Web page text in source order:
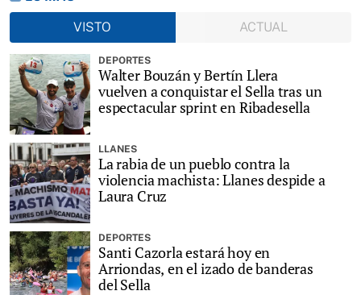
VISTO
ACTUAL
DEPORTES
Walter Bouzán y Bertín Llera
vuelven a conquistar el Sella tras un
espectacular sprint en Ribadesella
LLANES
La rabia de un pueblo contra la
violencia machista: Llanes despide a
Laura Cruz
DEPORTES
Santi Cazorla estará hoy en
Arriondas, en el izado de banderas
del Sella